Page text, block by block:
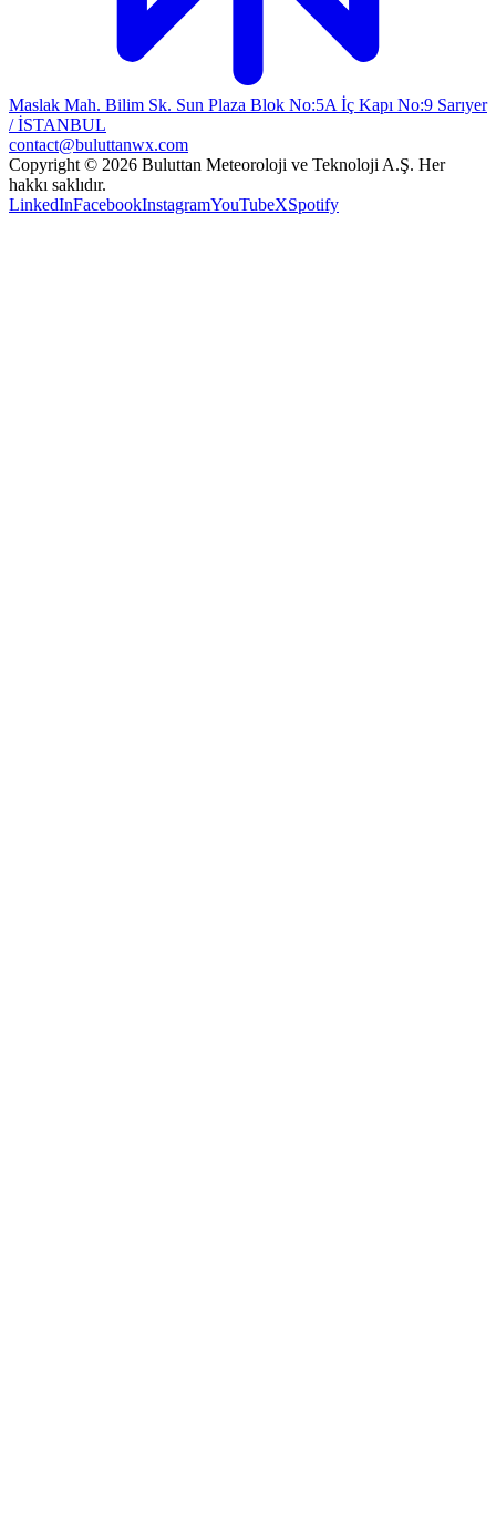
Maslak Mah. Bilim Sk. Sun Plaza Blok No:5A İç Kapı No:9 Sarıyer
/ İSTANBUL
contact@buluttanwx.com
Copyright © 2026 Buluttan Meteoroloji ve Teknoloji A.Ş. Her
hakkı saklıdır.
LinkedInFacebookInstagramYouTubeXSpotify